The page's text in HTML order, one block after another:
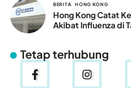
BERITA HONG KONG
Hong Kong Catat
Akibat Influenza di
Tetap terhubung